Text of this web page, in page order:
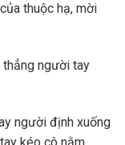
thuộc hạ, mời
thẳng người tay
người định xuống